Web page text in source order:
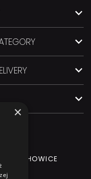
PILCHOWICE
×